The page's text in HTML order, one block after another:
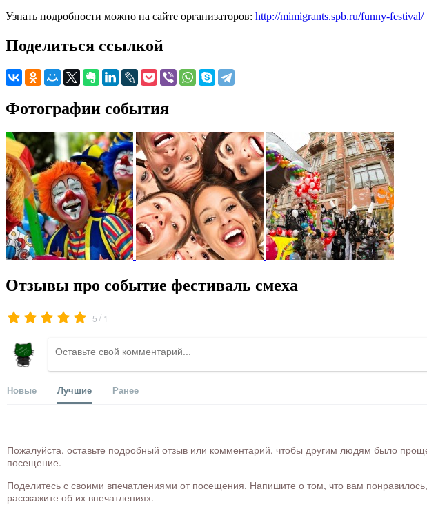
Узнать подробности можно на сайте организаторов: http://mimigrants.spb.ru/funny-festival/
Поделиться ссылкой
Фотографии события
Отзывы про событие фестиваль смеха
5 / 1
Новые Лучшие Ранее
Пожалуйста, оставьте подробный отзыв или комментарий, чтобы другим людям было
посещение.
Поделитесь с своими впечатлениями от посещения. Напишите о том, что вам
расскажите об их впечатлениях.